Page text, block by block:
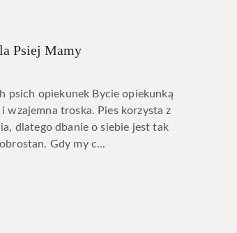
Psiej Mamy
psich opiekunek Bycie opiekunką
wzajemna troska. Pies korzysta z
dlatego dbanie o siebie jest tak
Gdy my c...